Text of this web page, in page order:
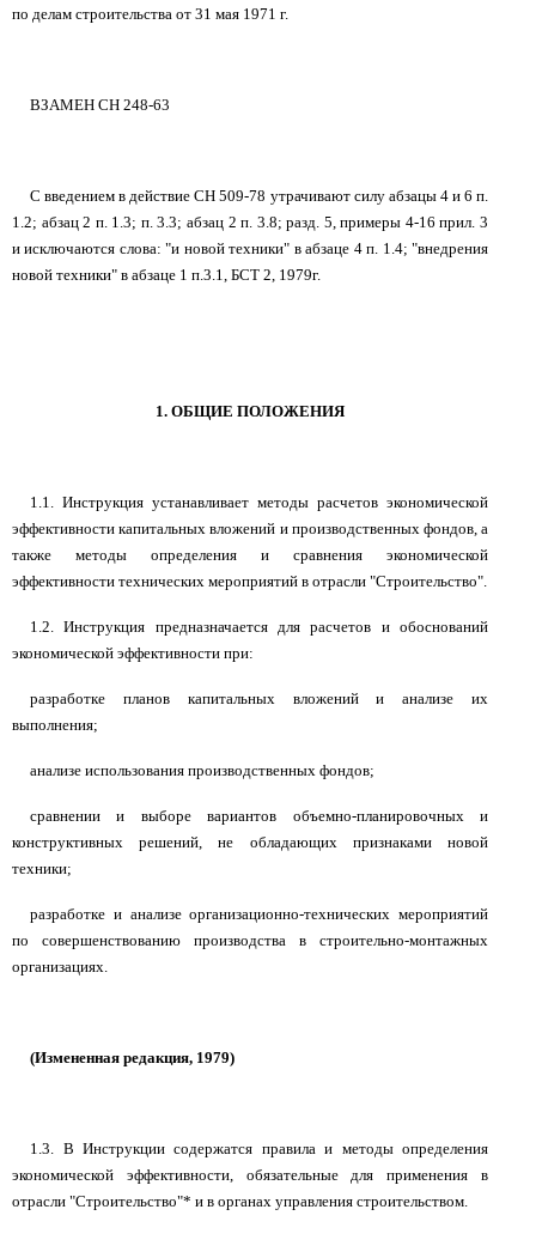
по делам строительства от 31 мая 1971 г.
ВЗАМЕН СН 248-63
С введением в действие СН 509-78 утрачивают силу абзацы 4 и 6 п.
1.2; абзац 2 п. 1.3; п. 3.3; абзац 2 п. 3.8; разд. 5, примеры 4-16 прил. 3
и исключаются слова: "и новой техники" в абзаце 4 п. 1.4; "внедрения
новой техники" в абзаце 1 п.3.1, БСТ 2, 1979г.
1. ОБЩИЕ ПОЛОЖЕНИЯ
1.1. Инструкция устанавливает методы расчетов экономической
эффективности капитальных вложений и производственных фондов, а
также методы определения и сравнения экономической
эффективности технических мероприятий в отрасли "Строительство".
1.2. Инструкция предназначается для расчетов и обоснований
экономической эффективности при:
разработке планов капитальных вложений и анализе их
выполнения;
анализе использования производственных фондов;
сравнении и выборе вариантов объемно-планировочных и
конструктивных решений, не обладающих признаками новой
техники;
разработке и анализе организационно-технических мероприятий
по совершенствованию производства в строительно-монтажных
организациях.
(Измененная редакция, 1979)
1.3. В Инструкции содержатся правила и методы определения
экономической эффективности, обязательные для применения в
отрасли "Строительство"* и в органах управления строительством.